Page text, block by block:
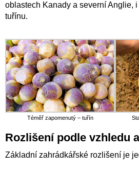
oblastech Kanady a severní Anglie,
tuřínu.
Téměř zapomenutý – tuřín
Rozlišení podle vzhledu
Základní zahrádkářské rozlišení je